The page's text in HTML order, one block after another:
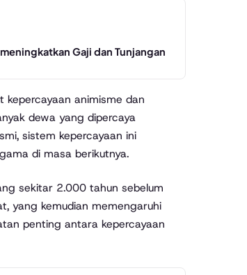
Gaji dan Tunjangan
animisme dan
dewa yang dipercaya
sistem kepercayaan ini
di masa berikutnya.
sekitar 2.000 tahun sebelum
yang kemudian memengaruhi
penting antara kepercayaan